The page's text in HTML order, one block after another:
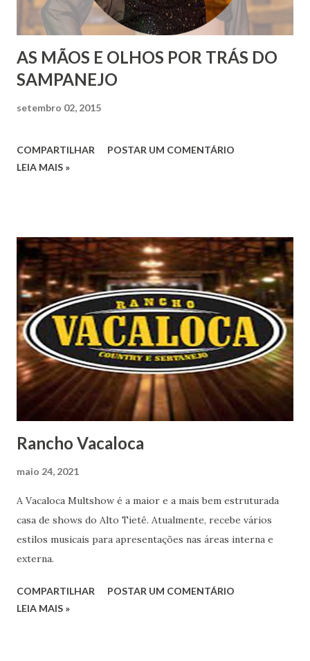
AS MÃOS E OLHOS POR TRÁS DO
SAMPANEJO
setembro 02, 2015
COMPARTILHAR
POSTAR UM COMENTÁRIO
LEIA MAIS »
Rancho Vacaloca
maio 24, 2021
A Vacaloca Multshow é a maior e a mais bem estruturada
casa de shows do Alto Tietê. Atualmente, recebe vários
estilos musicais para apresentações nas áreas interna e
externa.
COMPARTILHAR
POSTAR UM COMENTÁRIO
LEIA MAIS »